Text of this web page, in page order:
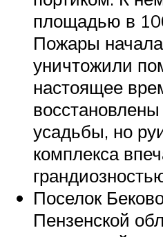
площадью в
Пожары
уничтожили
настоящее
усадьбы, но
комплекса
Поселок
Пензенской